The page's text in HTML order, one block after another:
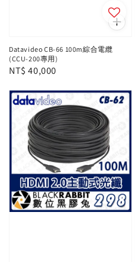
Datavideo CB-66 100m綜合電纜
(CCU-200專用)
Regular
NT$ 40,000